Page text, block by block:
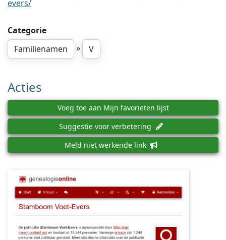
evers/
Categorie
Familienamen
» V
Acties
Voeg toe aan Mijn favorieten lijst
Suggestie voor verbetering
Meld niet werkende link